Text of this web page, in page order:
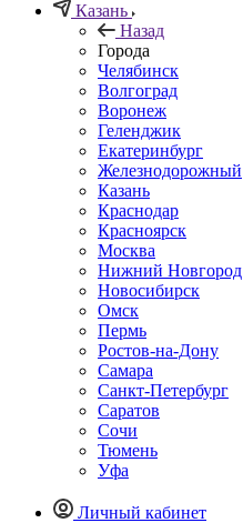
Казань
Назад
Города
Челябинск
Волгоград
Воронеж
Геленджик
Екатеринбург
Железнодорожный
Казань
Краснодар
Красноярск
Москва
Нижний Новгород
Новосибирск
Омск
Пермь
Ростов-на-Дону
Самара
Санкт-Петербург
Саратов
Сочи
Тюмень
Уфа
Личный кабинет